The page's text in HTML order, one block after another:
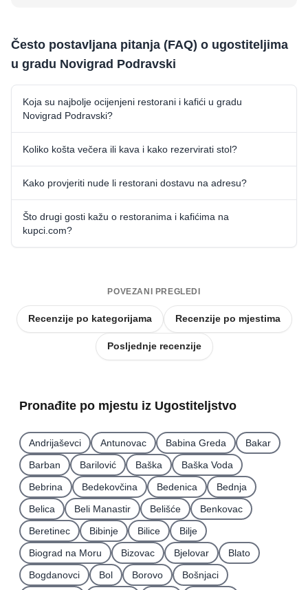
Često postavljana pitanja (FAQ) o ugostiteljima
u gradu Novigrad Podravski
Koja su najbolje ocijenjeni restorani i kafići u gradu
Novigrad Podravski?
Koliko košta večera ili kava i kako rezervirati stol?
Kako provjeriti nude li restorani dostavu na adresu?
Što drugi gosti kažu o restoranima i kafićima na
kupci.com?
POVEZANI PREGLEDI
Recenzije po kategorijama Recenzije po mjestima
Posljednje recenzije
Pronađite po mjestu iz Ugostiteljstvo
Andrijaševci Antunovac Babina Greda
Bakar
Barban
Barilović Baška
Baška Voda
Bebrina
Bedekovčina Bedenica
Bednja
Belica
Beli Manastir Belišće
Benkovac
Beretinec
Bibinje Bilice
Bilje
Biograd na Moru
Bizovac Bjelovar
Blato
Bogdanovci
Bol Borovo
Bošnjaci